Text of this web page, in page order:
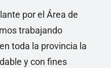
por el Área de
trabajando
toda la provincia la
y con fines